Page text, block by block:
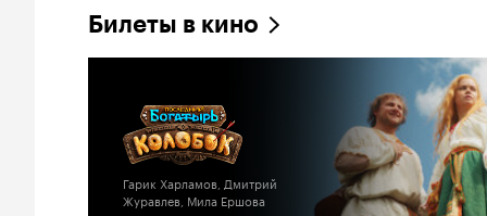
Билеты в кино
Гарик Харламов, Дмитрий
Журавлев, Мила Ершова